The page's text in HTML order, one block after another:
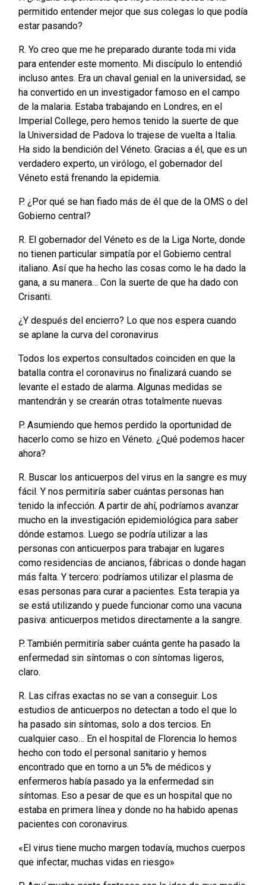
permitido entender mejor que sus colegas lo que podía
estar pasando?
R. Yo creo que me he preparado durante toda mi vida
para entender este momento. Mi discípulo lo entendió
incluso antes. Era un chaval genial en la universidad, se
ha convertido en un investigador famoso en el campo
de la malaria. Estaba trabajando en Londres, en el
Imperial College, pero hemos tenido la suerte de que
la Universidad de Padova lo trajese de vuelta a Italia.
Ha sido la bendición del Véneto. Gracias a él, que es un
verdadero experto, un virólogo, el gobernador del
Véneto está frenando la epidemia.
P. ¿Por qué se han fiado más de él que de la OMS o del
Gobierno central?
R. El gobernador del Véneto es de la Liga Norte, donde
no tienen particular simpatía por el Gobierno central
italiano. Así que ha hecho las cosas como le ha dado la
gana, a su manera… Con la suerte de que ha dado con
Crisanti.
¿Y después del encierro? Lo que nos espera cuando
se aplane la curva del coronavirus
Todos los expertos consultados coinciden en que la
batalla contra el coronavirus no finalizará cuando se
levante el estado de alarma. Algunas medidas se
mantendrán y se crearán otras totalmente nuevas
P. Asumiendo que hemos perdido la oportunidad de
hacerlo como se hizo en Véneto. ¿Qué podemos hacer
ahora?
R. Buscar los anticuerpos del virus en la sangre es muy
fácil. Y nos permitiría saber cuántas personas han
tenido la infección. A partir de ahí, podríamos avanzar
mucho en la investigación epidemiológica para saber
dónde estamos. Luego se podría utilizar a las
personas con anticuerpos para trabajar en lugares
como residencias de ancianos, fábricas o donde hagan
más falta. Y tercero: podríamos utilizar el plasma de
esas personas para curar a pacientes. Esta terapia ya
se está utilizando y puede funcionar como una vacuna
pasiva: anticuerpos metidos directamente a la sangre.
P. También permitiría saber cuánta gente ha pasado la
enfermedad sin síntomas o con síntomas ligeros,
claro.
R. Las cifras exactas no se van a conseguir. Los
estudios de anticuerpos no detectan a todo el que lo
ha pasado sin síntomas, solo a dos tercios. En
cualquier caso… En el hospital de Florencia lo hemos
hecho con todo el personal sanitario y hemos
encontrado que en torno a un 5% de médicos y
enfermeros había pasado ya la enfermedad sin
síntomas. Eso a pesar de que es un hospital que no
estaba en primera línea y donde no ha habido apenas
pacientes con coronavirus.
«El virus tiene mucho margen todavía, muchos cuerpos
que infectar, muchas vidas en riesgo»